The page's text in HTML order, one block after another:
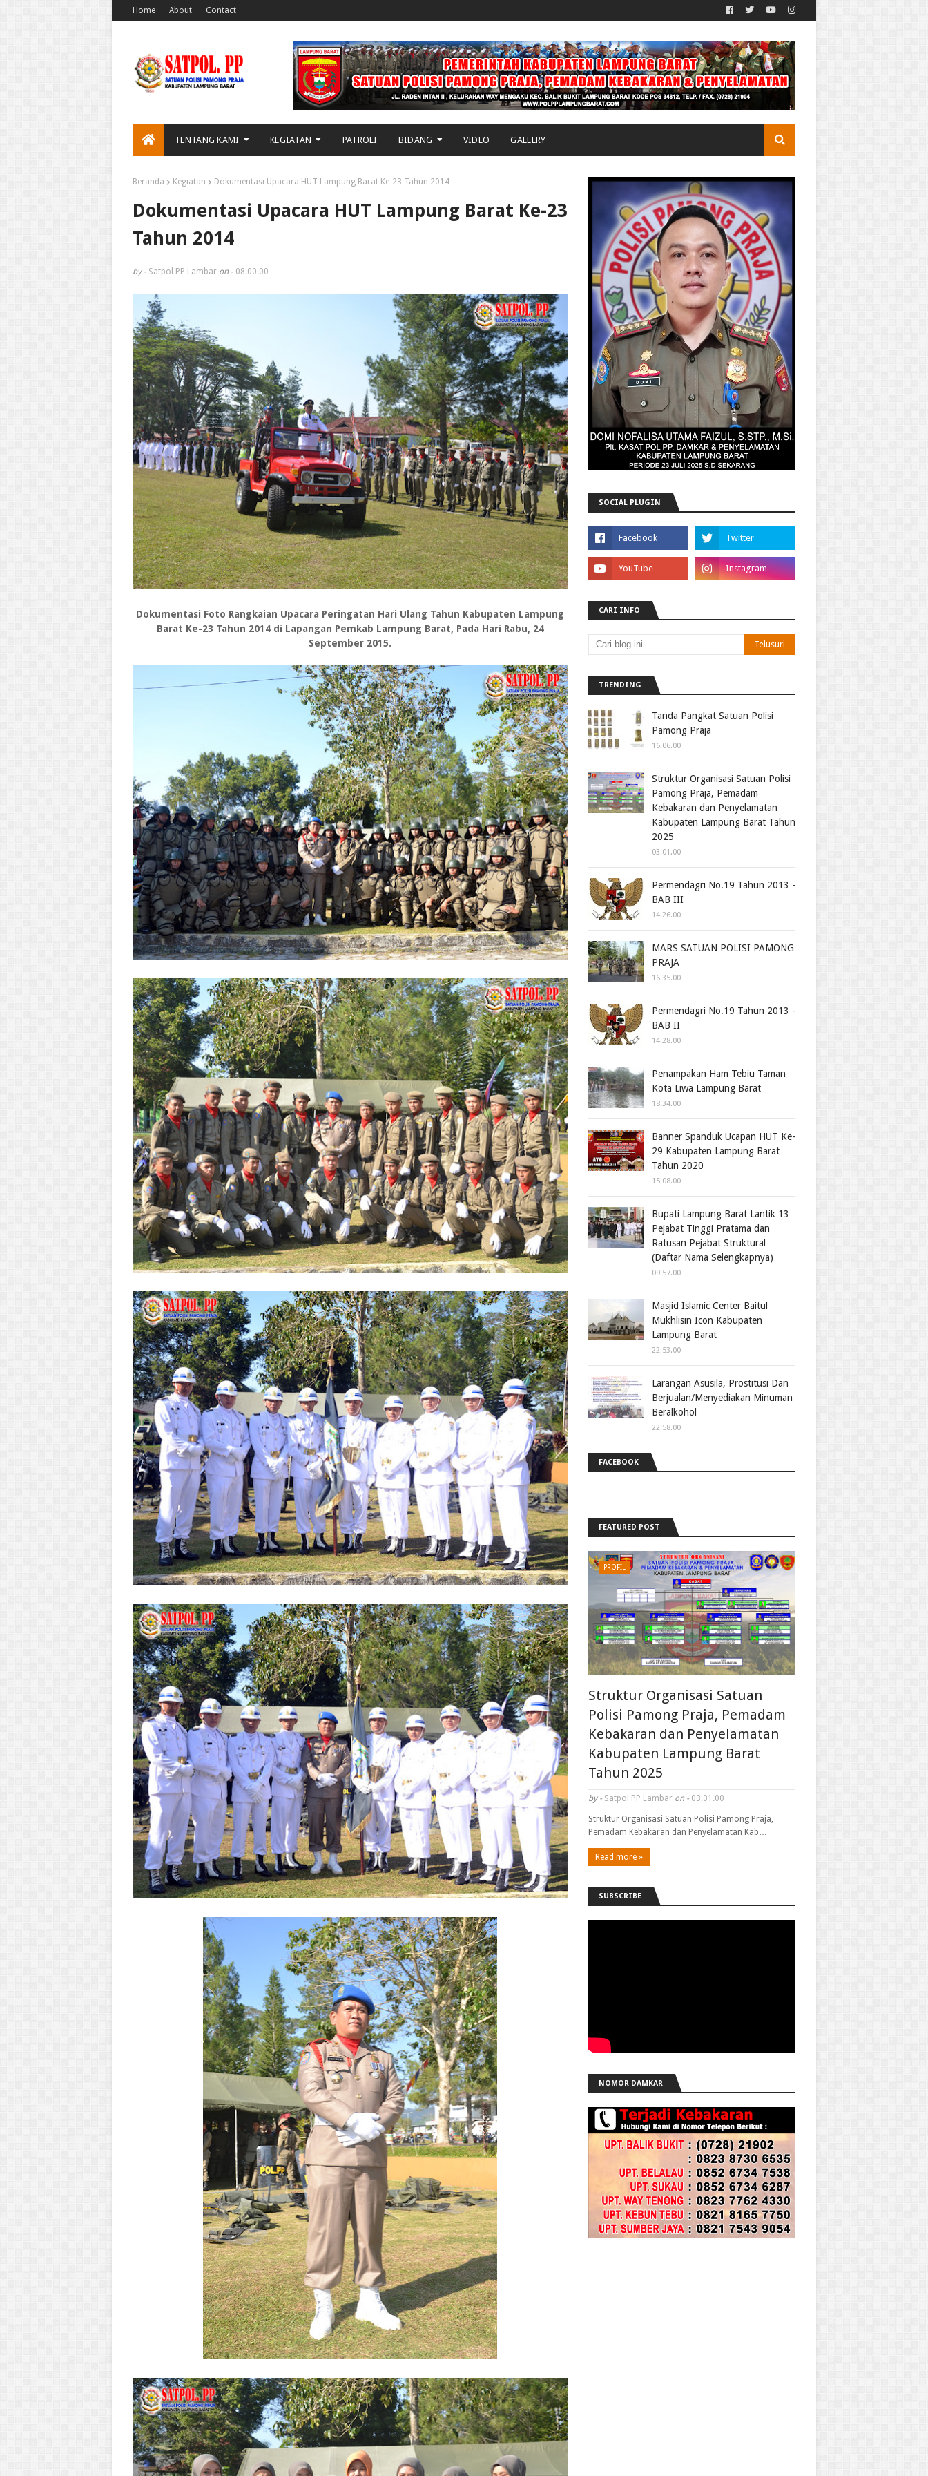
Home About Contact
TENTANG KAMI KEGIATAN PATROLI BIDANG VIDEO GALLERY
Beranda Kegiatan Dokumentasi Upacara HUT Lampung Barat Ke-23 Tahun 2014
Dokumentasi Upacara HUT Lampung Barat Ke-23
Tahun 2014
by - Satpol PP Lambar on - 08.00.00
Dokumentasi Foto Rangkaian Upacara Peringatan Hari Ulang Tahun Kabupaten Lampung
Barat Ke-23 Tahun 2014 di Lapangan Pemkab Lampung Barat, Pada Hari Rabu, 24
September 2015.
SOCIAL PLUGIN
CARI INFO
TRENDING
Tanda Pangkat Satuan Polisi
Pamong Praja
16.06.00
Struktur Organisasi Satuan Polisi
Pamong Praja, Pemadam
Kebakaran dan Penyelamatan
Kabupaten Lampung Barat Tahun
2025
03.01.00
Permendagri No.19 Tahun 2013 -
BAB III
14.26.00
MARS SATUAN POLISI PAMONG
PRAJA
16.35.00
Permendagri No.19 Tahun 2013 -
BAB II
14.28.00
Penampakan Ham Tebiu Taman
Kota Liwa Lampung Barat
18.34.00
Banner Spanduk Ucapan HUT Ke-
29 Kabupaten Lampung Barat
Tahun 2020
15.08.00
Bupati Lampung Barat Lantik 13
Pejabat Tinggi Pratama dan
Ratusan Pejabat Struktural
(Daftar Nama Selengkapnya)
09.57.00
Masjid Islamic Center Baitul
Mukhlisin Icon Kabupaten
Lampung Barat
22.53.00
Larangan Asusila, Prostitusi Dan
Berjualan/Menyediakan Minuman
Beralkohol
22.58.00
FACEBOOK
FEATURED POST
PROFIL
Struktur Organisasi Satuan
Polisi Pamong Praja, Pemadam
Kebakaran dan Penyelamatan
Kabupaten Lampung Barat
Tahun 2025
by - Satpol PP Lambar on - 03.01.00
Struktur Organisasi Satuan Polisi Pamong Praja,
Pemadam Kebakaran dan Penyelamatan Kab…
Read more »
SUBSCRIBE
NOMOR DAMKAR